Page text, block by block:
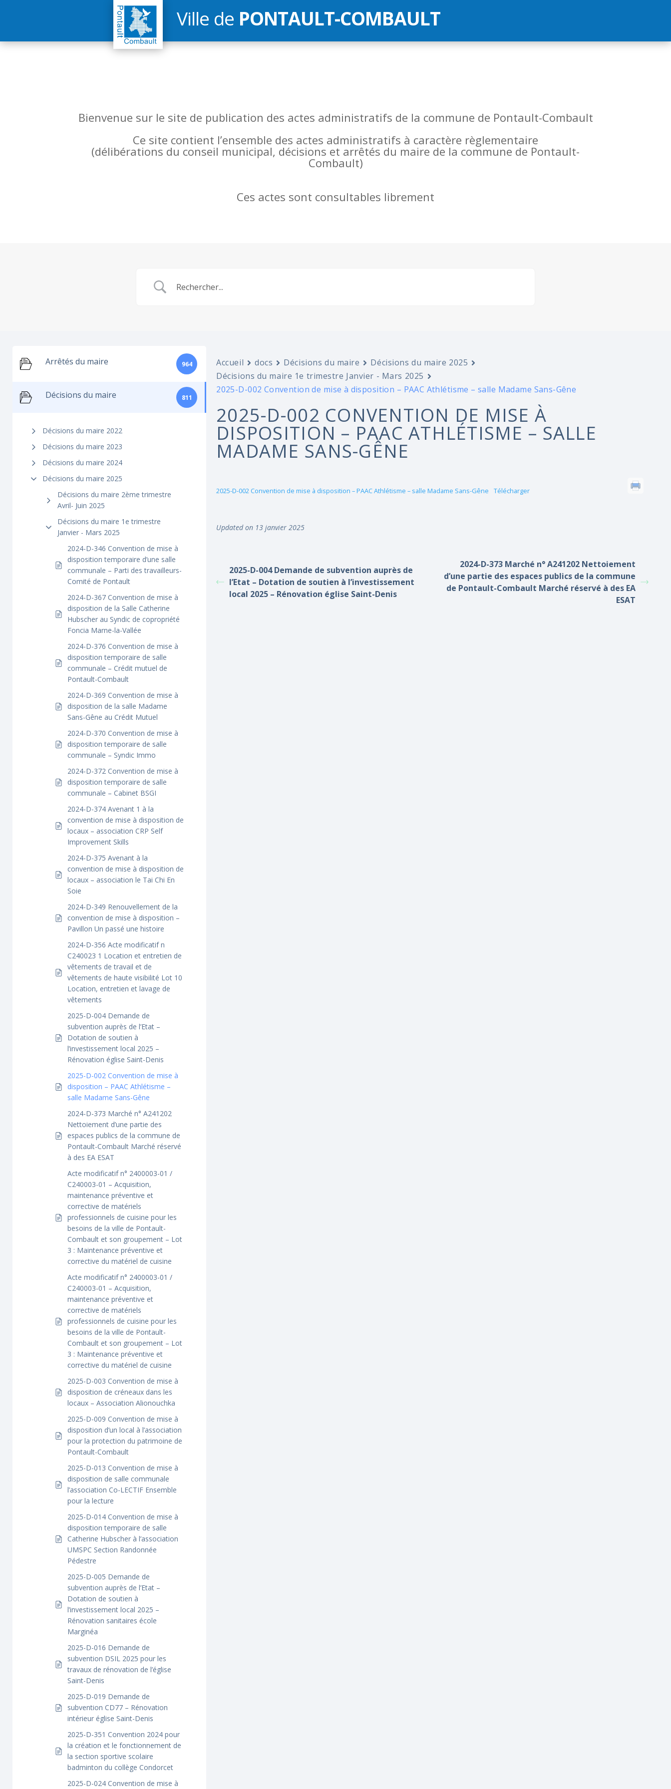
Ville de PONTAULT-COMBAULT
Bienvenue sur le site de publication des actes administratifs de la commune de Pontault-Combault
Ce site contient l’ensemble des actes administratifs à caractère règlementaire
(délibérations du conseil municipal, décisions et arrêtés du maire de la commune de Pontault-
Combault)
Ces actes sont consultables librement
Arrêtés du maire 964
Décisions du maire 811
Décisions du maire 2022
Décisions du maire 2023
Décisions du maire 2024
Décisions du maire 2025
Décisions du maire 2ème trimestre
Avril- Juin 2025
Décisions du maire 1e trimestre
Janvier - Mars 2025
2024-D-346 Convention de mise à
disposition temporaire d’une salle
communale – Parti des travailleurs-
Comité de Pontault
2024-D-367 Convention de mise à
disposition de la Salle Catherine
Hubscher au Syndic de copropriété
Foncia Marne-la-Vallée
2024-D-376 Convention de mise à
disposition temporaire de salle
communale – Crédit mutuel de
Pontault-Combault
2024-D-369 Convention de mise à
disposition de la salle Madame
Sans-Gêne au Crédit Mutuel
2024-D-370 Convention de mise à
disposition temporaire de salle
communale – Syndic Immo
2024-D-372 Convention de mise à
disposition temporaire de salle
communale – Cabinet BSGI
2024-D-374 Avenant 1 à la
convention de mise à disposition de
locaux – association CRP Self
Improvement Skills
2024-D-375 Avenant à la
convention de mise à disposition de
locaux – association le Tai Chi En
Soie
2024-D-349 Renouvellement de la
convention de mise à disposition –
Pavillon Un passé une histoire
2024-D-356 Acte modificatif n
C240023 1 Location et entretien de
vêtements de travail et de
vêtements de haute visibilité Lot 10
Location, entretien et lavage de
vêtements
2025-D-004 Demande de
subvention auprès de l’Etat –
Dotation de soutien à
l’investissement local 2025 –
Rénovation église Saint-Denis
2025-D-002 Convention de mise à
disposition – PAAC Athlétisme –
salle Madame Sans-Gêne
2024-D-373 Marché n° A241202
Nettoiement d’une partie des
espaces publics de la commune de
Pontault-Combault Marché réservé
à des EA ESAT
Acte modificatif n° 2400003-01 /
C240003-01 – Acquisition,
maintenance préventive et
corrective de matériels
professionnels de cuisine pour les
besoins de la ville de Pontault-
Combault et son groupement – Lot
3 : Maintenance préventive et
corrective du matériel de cuisine
Acte modificatif n° 2400003-01 /
C240003-01 – Acquisition,
maintenance préventive et
corrective de matériels
professionnels de cuisine pour les
besoins de la ville de Pontault-
Combault et son groupement – Lot
3 : Maintenance préventive et
corrective du matériel de cuisine
2025-D-003 Convention de mise à
disposition de créneaux dans les
locaux – Association Alionouchka
2025-D-009 Convention de mise à
disposition d’un local à l’association
pour la protection du patrimoine de
Pontault-Combault
2025-D-013 Convention de mise à
disposition de salle communale
l’association Co-LECTIF Ensemble
pour la lecture
2025-D-014 Convention de mise à
disposition temporaire de salle
Catherine Hubscher à l’association
UMSPC Section Randonnée
Pédestre
2025-D-005 Demande de
subvention auprès de l’Etat –
Dotation de soutien à
l’investissement local 2025 –
Rénovation sanitaires école
Marginéa
2025-D-016 Demande de
subvention DSIL 2025 pour les
travaux de rénovation de l’église
Saint-Denis
2025-D-019 Demande de
subvention CD77 – Rénovation
intérieur église Saint-Denis
2025-D-351 Convention 2024 pour
la création et le fonctionnement de
la section sportive scolaire
badminton du collège Condorcet
2025-D-024 Convention de mise à
Accueil docs Décisions du maire
Décisions du maire 2025
Décisions du maire 1e trimestre Janvier - Mars 2025
2025-D-002 Convention de mise à disposition – PAAC Athlétisme – salle Madame Sans-Gêne
2025-D-002 CONVENTION DE MISE À
DISPOSITION – PAAC ATHLÉTISME – SALLE
MADAME SANS-GÊNE
2025-D-002 Convention de mise à disposition – PAAC Athlétisme – salle Madame Sans-Gêne Télécharger
Updated on 13 janvier 2025
2025-D-004 Demande de subvention auprès de
l’Etat – Dotation de soutien à l’investissement
local 2025 – Rénovation église Saint-Denis
2024-D-373 Marché n° A241202 Nettoiement
d’une partie des espaces publics de la commune
de Pontault-Combault Marché réservé à des EA
ESAT